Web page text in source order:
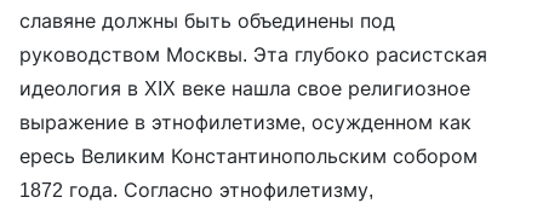
славяне должны быть объединены под
руководством Москвы. Эта глубоко расистская
идеология в XIX веке нашла свое религиозное
выражение в этнофилетизме, осужденном как
ересь Великим Константинопольским собором
1872 года. Согласно этнофилетизму,